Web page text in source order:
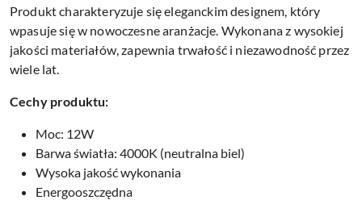
Produkt charakteryzuje się eleganckim designem, który
wpasuje się w nowoczesne aranżacje. Wykonana z wysokiej
jakości materiałów, zapewnia trwałość i niezawodność przez
wiele lat.
Cechy produktu:
Moc: 12W
Barwa światła: 4000K (neutralna biel)
Wysoka jakość wykonania
Energooszczędna